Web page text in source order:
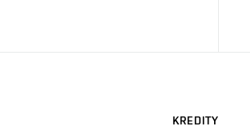
KREDITY